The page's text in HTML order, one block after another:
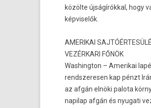
közölte újságírókkal, hogy
kép­viselők.
AMERIKAI
VEZÉRKARI FŐNÖK
Was­hington – Amerikai
re­ndszeres­en kap pénzt
az afgán elnöki palota
napilap afgán és nyugati